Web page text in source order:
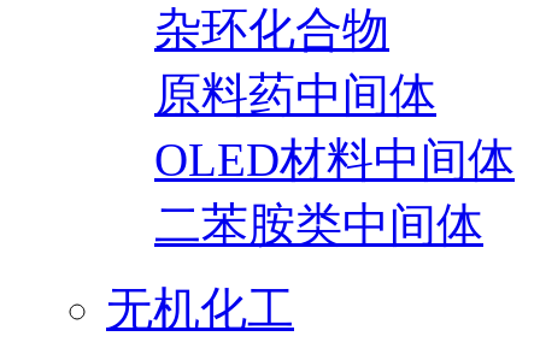
杂环化合物
原料药中间体
OLED材料中间体
二苯胺类中间体
无机化工